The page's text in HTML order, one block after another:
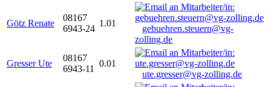
Götz Renate
08167
6943-24
1.01
gebuehren.steuern@vg-
zolling.de
Gresser Ute
08167
6943-11
0.01
ute.gresser@vg-zolling.de